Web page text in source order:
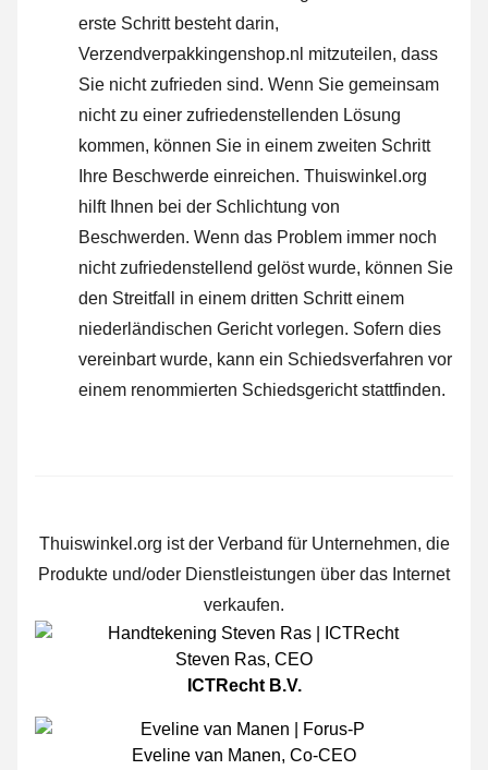
erste Schritt besteht darin,
Verzendverpakkingenshop.nl mitzuteilen, dass
Sie nicht zufrieden sind. Wenn Sie gemeinsam
nicht zu einer zufriedenstellenden Lösung
kommen, können Sie in einem zweiten Schritt
Ihre Beschwerde einreichen. Thuiswinkel.org
hilft Ihnen bei der Schlichtung von
Beschwerden. Wenn das Problem immer noch
nicht zufriedenstellend gelöst wurde, können Sie
den Streitfall in einem dritten Schritt einem
niederländischen Gericht vorlegen. Sofern dies
vereinbart wurde, kann ein Schiedsverfahren vor
einem renommierten Schiedsgericht stattfinden.
Thuiswinkel.org ist der Verband für Unternehmen, die
Produkte und/oder Dienstleistungen über das Internet
verkaufen.
Steven Ras, CEO
ICTRecht B.V.
Eveline van Manen, Co-CEO